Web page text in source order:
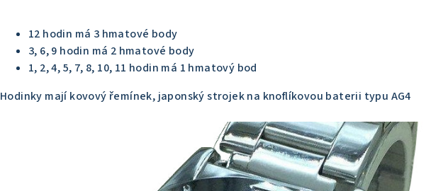
12 hodin má 3 hmatové body
3, 6, 9 hodin má 2 hmatové body
1, 2, 4, 5, 7, 8, 10, 11 hodin má 1 hmatový bod
Hodinky mají kovový řemínek, japonský strojek na knoflíkovou baterii typu AG4